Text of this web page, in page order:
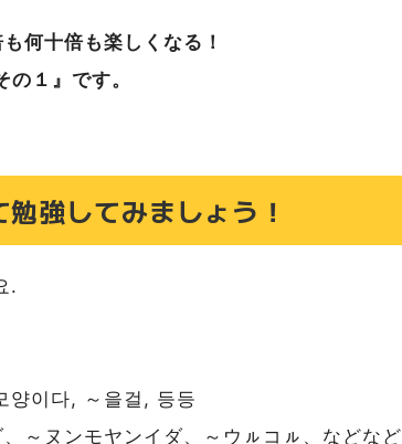
何十倍も楽しくなる！
１』です。
強してみましょう！
.
양이다, ～을걸, 등등
～ヌンモヤンイダ、～ウㇽコㇽ、などなど